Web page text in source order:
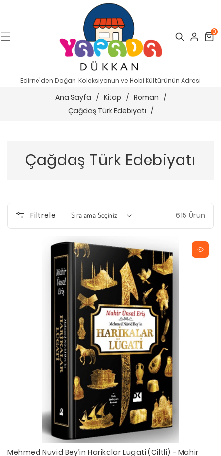
Search Cart
0
Edirne'den Doğan, Koleksiyonun ve Hobi Kültürünün Adresi
Ana Sayfa / Kitap / Roman /
Çağdaş Türk Edebiyatı /
Çağdaş Türk Edebiyatı
Filtrele 615 Ürün
Mehmed Nüvid Bey’in Harikalar Lügati (Ciltli) - Mahir